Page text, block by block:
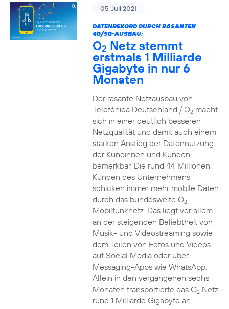
05. Juli 2021
DATENREKORD DURCH RASANTEN
4G/5G-AUSBAU:
O2 Netz stemmt
erstmals 1 Milliarde
Gigabyte in nur 6
Monaten
Der rasante Netzausbau von
Telefónica Deutschland / O2macht
sich in einer deutlich besseren
Netzqualität und damit auch einem
starken Anstieg der Datennutzung
der Kundinnen und Kunden
bemerkbar. Die rund 44 Millionen
Kunden des Unternehmens
schicken immer mehr mobile Daten
durch das bundesweite O2
Mobilfunknetz. Das liegt vor allem
an der steigenden Beliebtheit von
Musik- und Videostreaming sowie
dem Teilen von Fotos und Videos
auf Social Media oder über
Messaging-Apps wie WhatsApp.
Allein in den vergangenen sechs
Monaten transportierte das O2Netz
rund 1 Milliarde Gigabyte an